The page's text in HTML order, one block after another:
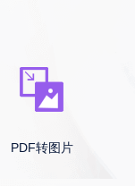
PDF转HTML